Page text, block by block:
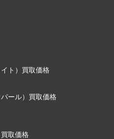
ト）買取価格
ール）買取価格
取価格